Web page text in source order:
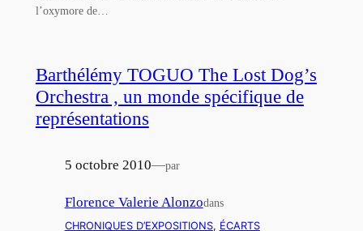
l’oxymore de…
Barthélémy TOGUO The Lost Dog’s
Orchestra , un monde spécifique de
représentations
5 octobre 2010—par
Florence Valerie Alonzodans
CHRONIQUES D’EXPOSITIONS, ÉCARTS